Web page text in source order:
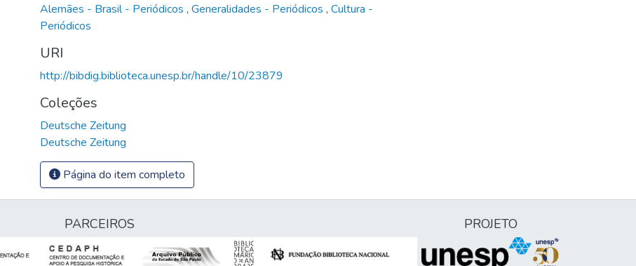
Alemães - Brasil - Periódicos , Generalidades - Periódicos , Cultura -
Periódicos
URI
http://bibdig.biblioteca.unesp.br/handle/10/23879
Coleções
Deutsche Zeitung
Deutsche Zeitung
Página do item completo
PARCEIROS PROJETO